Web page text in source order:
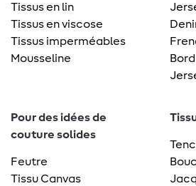
Tissus en lin
Tissus en viscose
Tissus imperméables
Mousseline
Pour des idées de
couture solides
Feutre
Tissu Canvas